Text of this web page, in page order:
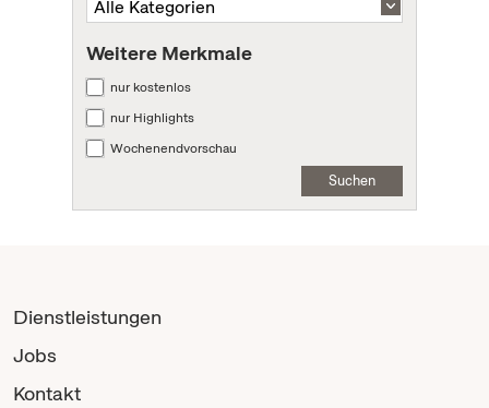
Weitere Merkmale
nur kostenlos
nur Highlights
Wochenendvorschau
Suchen
Dienstleistungen
Jobs
Kontakt